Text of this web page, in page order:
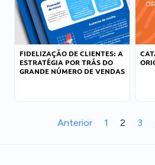
FIDELIZAÇÃO DE CLIENTES: A
ESTRATÉGIA POR TRÁS DO
GRANDE NÚMERO DE VENDAS
Anterior 1 2 3